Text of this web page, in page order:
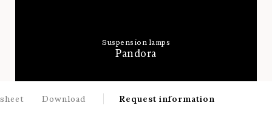
Suspension lamps
Pandora
Download Request information